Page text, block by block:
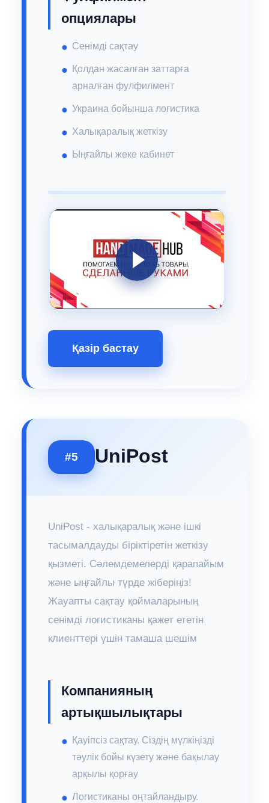
опциялары
Сенімді сақтау
Қолдан жасалған заттарға
арналған фулфилмент
Украина бойынша логистика
Халықаралық жеткізу
Ыңғайлы жеке кабинет
Қазір бастау
#5 UniPost
UniPost - халықаралық және ішкі
тасымалдауды біріктіретін жеткізу
қызметі. Сәлемдемелерді қарапайым
және ыңғайлы түрде жіберіңіз!
Жауапты сақтау қоймаларының
сенімді логистиканы қажет ететін
клиенттері үшін тамаша шешім
Компанияның
артықшылықтары
Қауіпсіз сақтау. Сіздің мүлкіңізді
тәулік бойы күзету және бақылау
арқылы қорғау
Логистиканы оңтайландыру.